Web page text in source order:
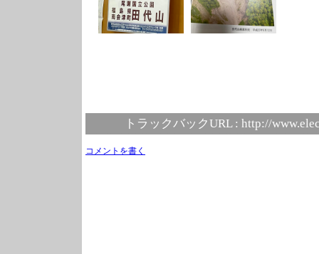
トラックバックURL : http://
コメントを書く